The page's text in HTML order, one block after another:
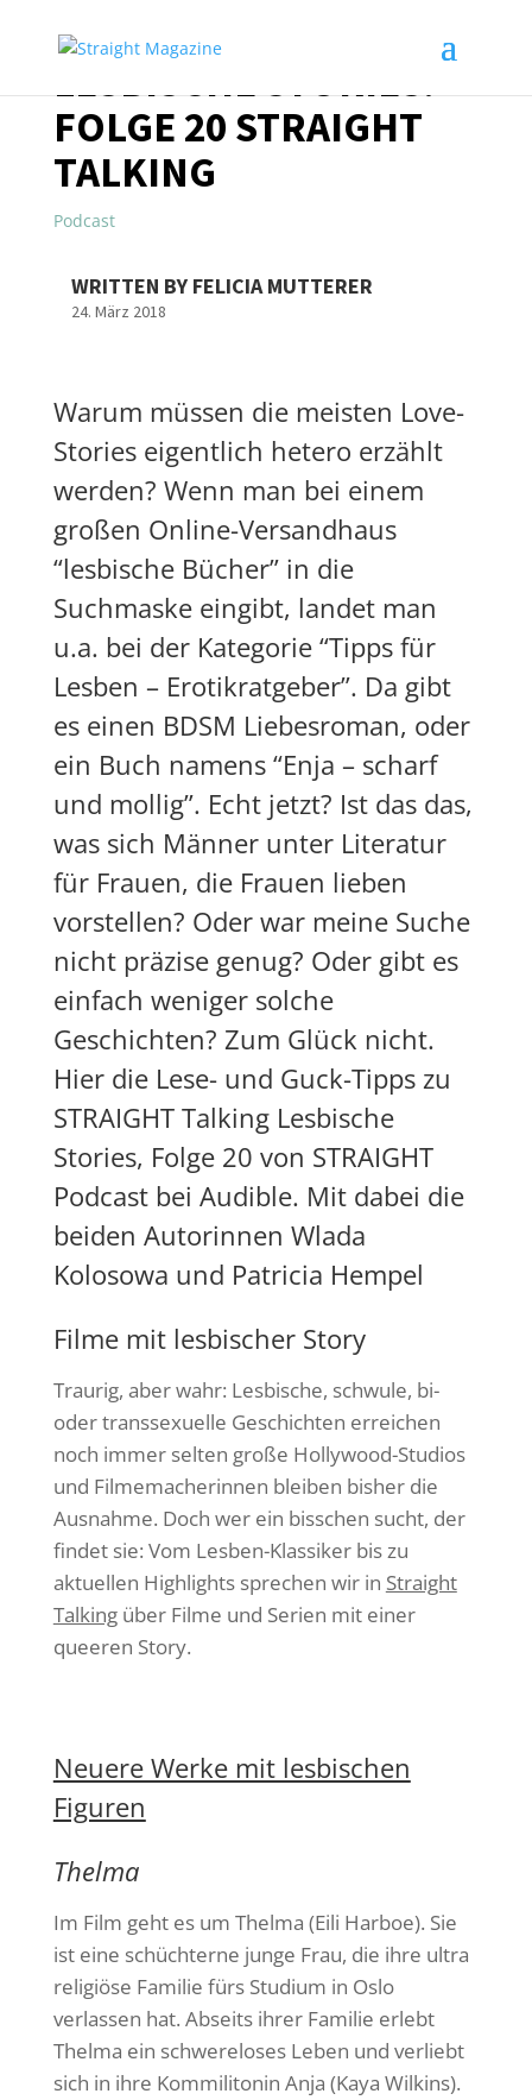
LESBISCHE STORIES:
FOLGE 20 STRAIGHT
TALKING
Podcast
WRITTEN BY FELICIA MUTTERER
24. März 2018
Warum müssen die meisten Love-
Stories eigentlich hetero erzählt
werden? Wenn man bei einem
großen Online-Versandhaus
“lesbische Bücher” in die
Suchmaske eingibt, landet man
u.a. bei der Kategorie “Tipps für
Lesben – Erotikratgeber”. Da gibt
es einen BDSM Liebesroman, oder
ein Buch namens “Enja – scharf
und mollig”. Echt jetzt? Ist das das,
was sich Männer unter Literatur
für Frauen, die Frauen lieben
vorstellen? Oder war meine Suche
nicht präzise genug? Oder gibt es
einfach weniger solche
Geschichten? Zum Glück nicht.
Hier die Lese- und Guck-Tipps zu
STRAIGHT Talking Lesbische
Stories, Folge 20 von STRAIGHT
Podcast bei Audible. Mit dabei die
beiden Autorinnen Wlada
Kolosowa und Patricia Hempel
Filme mit lesbischer Story
Traurig, aber wahr: Lesbische, schwule, bi-
oder transsexuelle Geschichten erreichen
noch immer selten große Hollywood-Studios
und Filmemacherinnen bleiben bisher die
Ausnahme. Doch wer ein bisschen sucht, der
findet sie: Vom Lesben-Klassiker bis zu
aktuellen Highlights sprechen wir in Straight
Talkingüber Filme und Serien mit einer
queeren Story.
Neuere Werke mit lesbischen
Figuren
Thelma
Im Film geht es um Thelma (Eili Harboe). Sie
ist eine schüchterne junge Frau, die ihre ultra
religiöse Familie fürs Studium in Oslo
verlassen hat. Abseits ihrer Familie erlebt
Thelma ein schwereloses Leben und verliebt
sich in ihre Kommilitonin Anja (Kaya Wilkins).